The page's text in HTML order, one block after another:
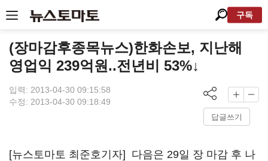
구독
(장마감후종목뉴스)한화손보, 지난해
영업익 239억원..전년비 53%↓
입력: 2013-04-30 09:15:58
수정: 2013-04-30 09:18:49
답글쓰기
[뉴스토마토 최준호기자] 다음은 29일 장 마감 후 나